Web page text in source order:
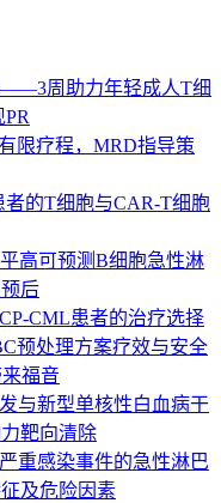
周助力年轻成人T细
限疗程，MRD指导策
的T细胞与CAR-T细胞
高可预测B细胞急性淋
后
CML患者的治疗选择
预处理方案疗效与安全
福音
与新型单核性白血病干
靶向清除
重感染事件的急性淋巴
及危险因素